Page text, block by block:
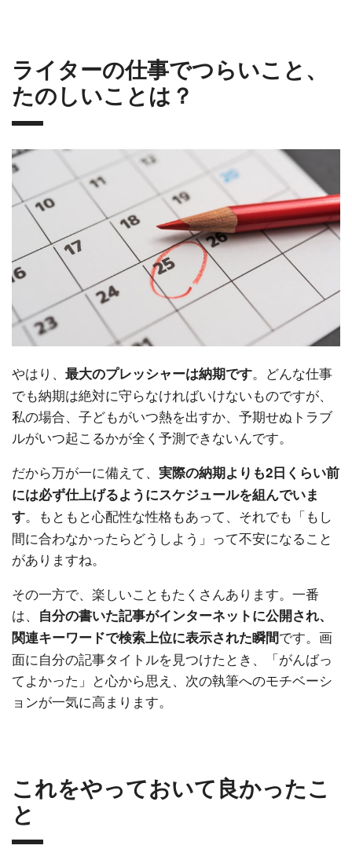
ライターの仕事でつらいこと、
たのしいことは？
やはり、 最大のプレッシャーは納期です。どんな仕事
でも納期は絶対に守らなければいけないものですが、
私の場合、子どもがいつ熱を出すか、予期せぬトラブ
ルがいつ起こるかが全く予測できないんです。
だから万が一に備えて、 実際の納期よりも2日くらい前
には必ず仕上げるようにスケジュールを組んでいま
す。もともと心配性な性格もあって、それでも「もし
間に合わなかったらどうしよう」って不安になること
がありますね。
その一方で、楽しいこともたくさんあります。一番
は、
自分の書いた記事がインターネットに公開され、
関連キーワードで検索上位に表示された瞬間です。画
面に自分の記事タイトルを見つけたとき、「がんばっ
てよかった」と心から思え、次の執筆へのモチベーシ
ョンが一気に高まります。
これをやっておいて良かったこ
と